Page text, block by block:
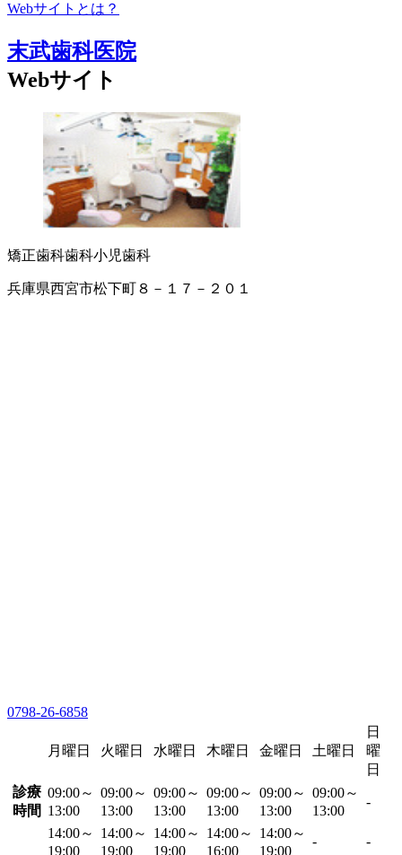
Webサイトとは？
末武歯科医院
Webサイト
矯正歯科歯科小児歯科
兵庫県西宮市松下町８－１７－２０１
0798-26-6858
月曜日 火曜日 水曜日 木曜日 金曜日 土曜日
日
曜
日
診療
時間
09:00～
13:00
09:00～
13:00
09:00～
13:00
09:00～
13:00
09:00～
13:00
09:00～
13:00
-
14:00～
19:00
14:00～
19:00
14:00～
19:00
14:00～
16:00
14:00～
19:00
- -